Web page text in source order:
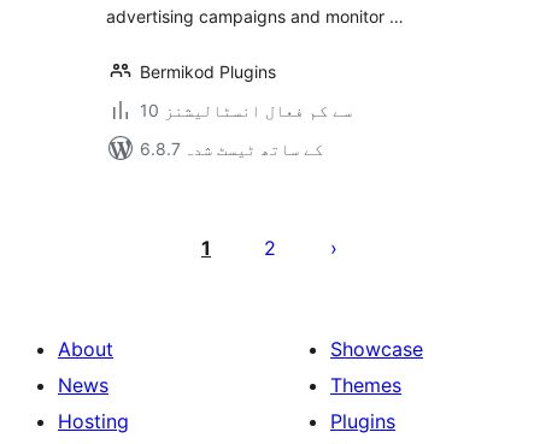
advertising campaigns and monitor …
Bermikod Plugins
10 سے کم فعال انسٹالیشنز
6.8.7 کے ساتھ ٹیسٹ شدہ
pagination
1 2
About
News
Hosting
Showcase
Themes
Plugins